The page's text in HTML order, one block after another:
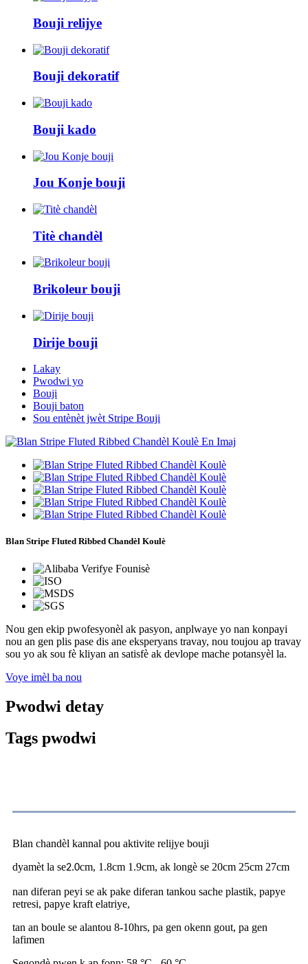
Bouji relijye
Bouji dekoratif
Bouji kado
Jou Konje bouji
Titè chandèl
Brikoleur bouji
Dirije bouji
Lakay
Pwodwi yo
Bouji
Bouji baton
Sou entènèt jwèt Stripe Bouji
Blan Stripe Fluted Ribbed Chandèl Koulè
Nou gen ekip pwofesyonèl ak pasyon, anplwaye yo nan konpayi
nou an gen plis pase dis ane eksperyans travay, nou toujou ap travay
sou yo ak sou fè kliyan an satisfè ak devlope mache potansyèl la.
Voye imèl ba nou
Pwodwi detay
Tags pwodwi
Blan chandèl kannal pou aktivite relijye bouji
dyamèt la se2.0cm, 1.8cm 1.9cm, ak longè se 20cm 25cm 27cm
nan diferan peyi se ak pake diferan tankou sache plastik, papye
retresi, papye kraft elatriye,
tan an boule se alantou 8-10hrs, pa gen okenn gout, pa gen
lafimen